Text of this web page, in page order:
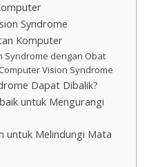
Syndrome
Komputer
Syndrome dengan Obat
Vision Syndrome
Dapat Dibalik?
untuk Mengurangi
untuk Melindungi Mata